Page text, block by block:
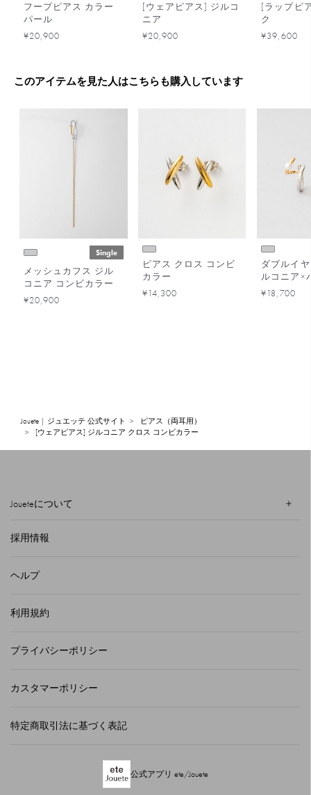
フープピアス カラー
パール
¥20,900
[ウェアピアス] ジルコ
ニア
¥20,900
[ラップピ
ク
¥39,600
このアイテムを見た人はこちらも購入しています
Single
メッシュカフス ジル
コニア コンビカラー
¥20,900
ピアス クロス コンビ
カラー
¥14,300
ダブルイ
ルコニア×
ビカラー
¥18,700
Jouete | ジュエッテ 公式サイト
ピアス（両耳用）
[ウェアピアス] ジルコニア クロス コンビカラー
Joueteについて
採用情報
ヘルプ
利用規約
プライバシーポリシー
カスタマーポリシー
特定商取引法に基づく表記
公式アプリ ete/Jouete